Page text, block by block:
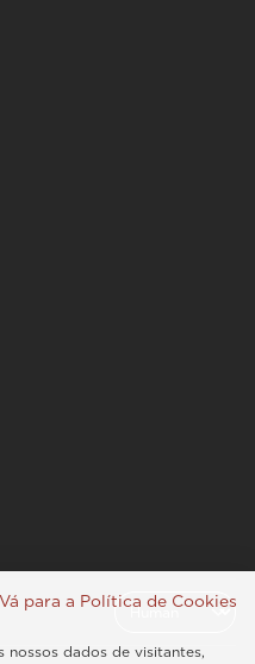
Vá para a Política de Cookies
nossos dados de visitantes,